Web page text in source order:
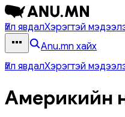
Үйл явдалХэрэгтэй
Anu.mn хайх
Үйл явдалХэрэгтэй
Америкийн